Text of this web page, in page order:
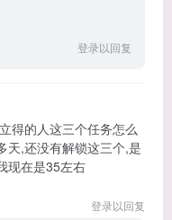
登录以回复
得的人这三个任务怎么
天,还没有解锁这三个,是
现在是35左右
登录以回复